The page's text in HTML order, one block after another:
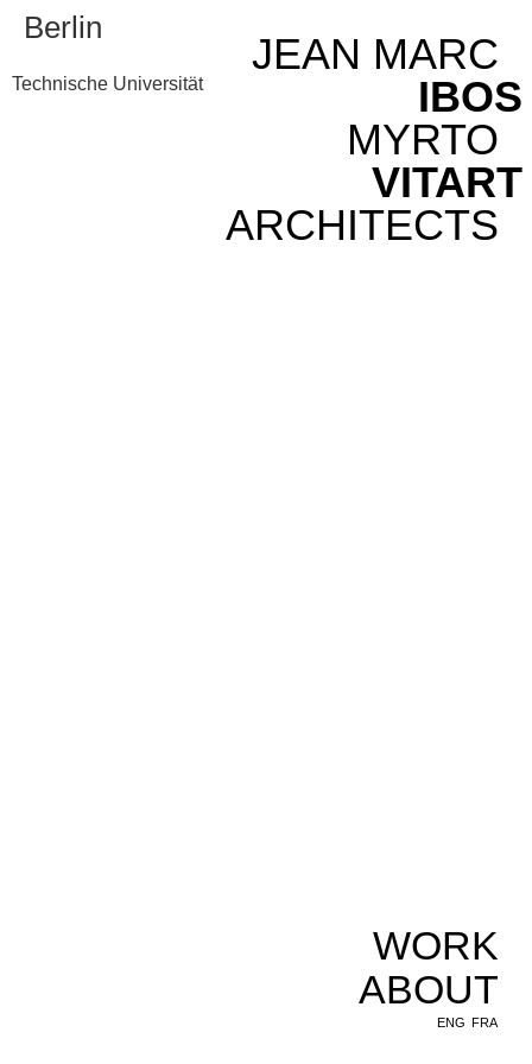
JEAN MARC
IBOS
MYRTO
VITART
ARCHITECTS
WORK
ABOUT
ENG FRA
Berlin
Technische Universität